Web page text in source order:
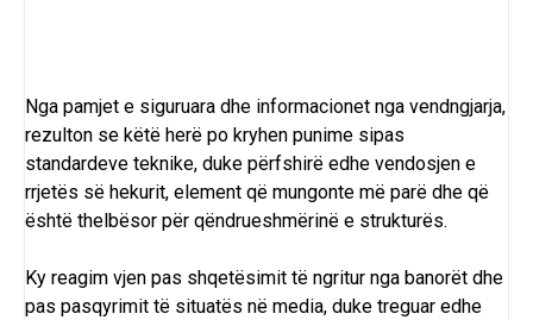
Nga pamjet e siguruara dhe informacionet nga vendngjarja,
rezulton se këtë herë po kryhen punime sipas
standardeve teknike, duke përfshirë edhe vendosjen e
rrjetës së hekurit, element që mungonte më parë dhe që
është thelbësor për qëndrueshmërinë e strukturës.
Ky reagim vjen pas shqetësimit të ngritur nga banorët dhe
pas pasqyrimit të situatës në media, duke treguar edhe